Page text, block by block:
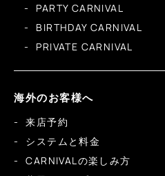
PARTY CARNIVAL
BIRTHDAY CARNIVAL
PRIVATE CARNIVAL
海外のお客様へ
来店予約
システムと料金
CARNIVALの楽しみ方